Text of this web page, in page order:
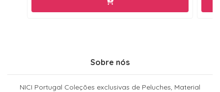
Sobre nós
NICI Portugal Coleções exclusivas de Peluches, Material